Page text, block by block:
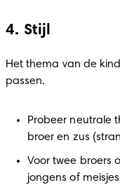
4. Stijl
Het thema van de
passen.
Probeer neutrale
broer en zus
Voor twee broers
jongens of